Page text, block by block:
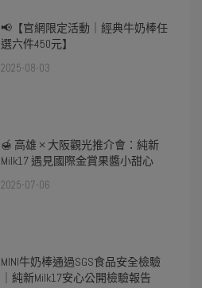
📢【官網限定活動｜經典牛奶棒任
選六件450元】
2025-08-03
🍯 高雄 × 大阪觀光推介會：純新
Milk17 遇見國際金賞果醬小甜心
2025-07-06
MINI牛奶棒通過SGS食品安全檢驗
｜純新Milk17安心公開檢驗報告